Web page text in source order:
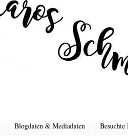
Blogdaten & Mediadaten Besuchte